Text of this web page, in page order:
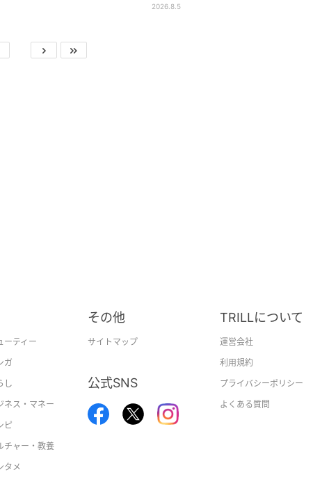
はお断りしています」。母の口座には1,000万円超の預
2026.8.5
ーティー
ガ
し
ネス・マネー
ピ
チャー・教養
タメ
その他
サイトマップ
公式SNS
TRILLについて
運営会社
利用規約
プライバシーポリシー
よくある質問